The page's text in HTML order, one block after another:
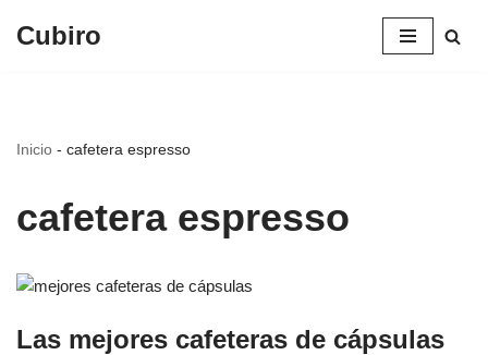
Cubiro
Inicio - cafetera espresso
cafetera espresso
Las mejores cafeteras de cápsulas